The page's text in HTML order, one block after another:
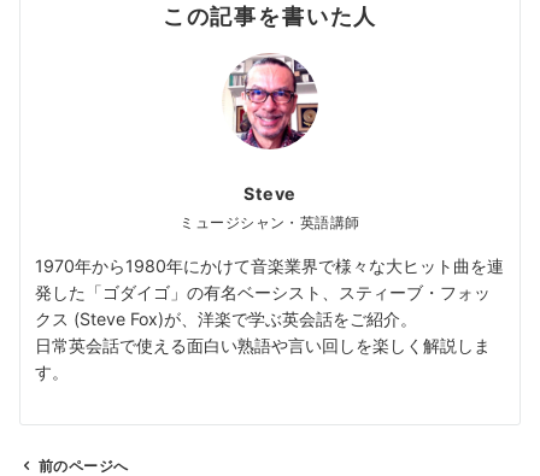
この記事を書いた人
Steve
ミュージシャン・英語講師
1970年から1980年にかけて音楽業界で様々な大ヒット曲を連
発した「ゴダイゴ」の有名ベーシスト、スティーブ・フォッ
クス (Steve Fox)が、洋楽で学ぶ英会話をご紹介。
日常英会話で使える面白い熟語や言い回しを楽しく解説しま
す。
前のページへ